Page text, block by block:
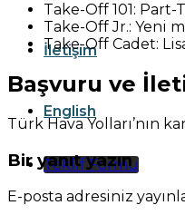
İletişim
English
Teklif Formu
Take-Off 101:
Take-Off Jr.: Yeni
Take-Off Cadet:
Başvuru ve
Türk Hava Yolları’nın
Bir yanıt yazın
E-posta adresiniz